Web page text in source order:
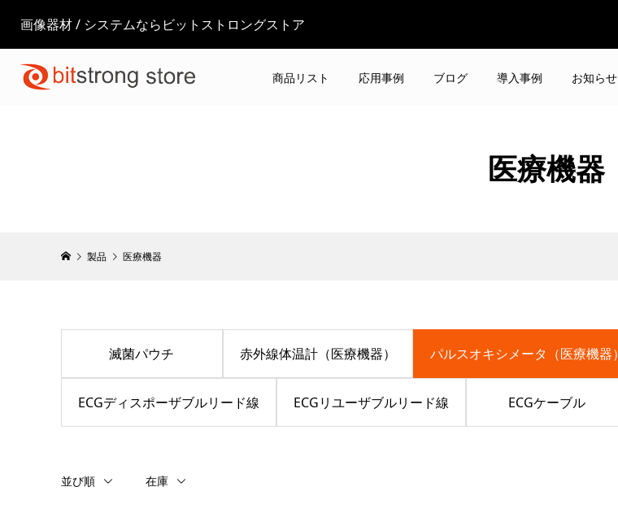
画像器材 / システムならビットストロングストア
商品リスト 応用事例 ブログ 導入事例 お知らせ
医療機器
製品 医療機器
滅菌パウチ 赤外線体温計（医療機器） パルスオキシメータ（医療機器）
ECGディスポーザブルリード線 ECGリユーザブルリード線 ECGケーブル
並び順 在庫